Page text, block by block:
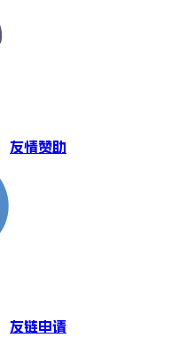
友情赞助
友链申请